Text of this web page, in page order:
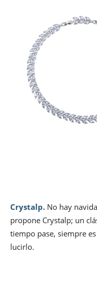
Crystalp. No hay
propone Crystalp; un
tiempo pase, siempre
lucirlo.